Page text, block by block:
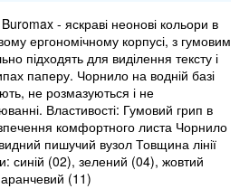
- яскраві неонові кольори в
ергономічному корпусі, з гумовим
підходять для виділення тексту і
паперу. Чорнило на водній базі
не розмазуються і не
Властивості: Гумовий грип в
комфортного листа Чорнило
пишучий вузол Товщина лінії
синій (02), зелений (04), жовтий
(11)